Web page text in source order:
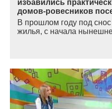
избавились
домов-ровесников
В прошлом году под
жилья, с начала